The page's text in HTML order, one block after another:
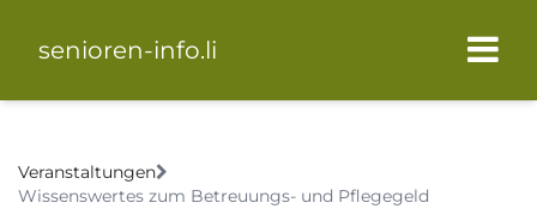
senioren-info.li
Veranstaltungen
Wissenswertes zum Betreuungs- und Pflegegeld